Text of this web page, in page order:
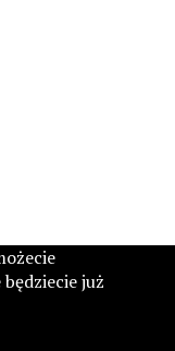
już